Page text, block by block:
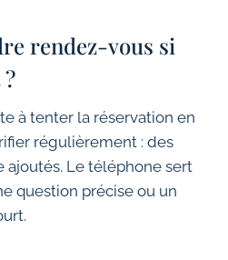
rendez-vous si
à tenter la réservation en
régulièrement : des
ajoutés. Le téléphone sert
question précise ou un